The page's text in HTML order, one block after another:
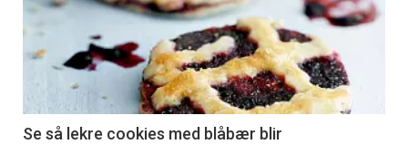
detail
-
section
11
Se så lekre cookies med blåbær blir